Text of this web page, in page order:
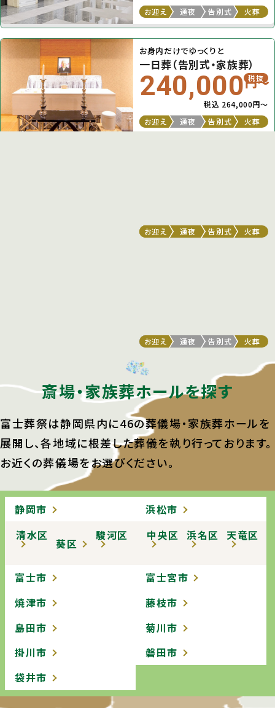
お迎え
通夜 告別式 火葬
お身内だけでゆっくりと
一日葬（告別式・家族葬）
240,000円〜
税抜
税込 264,000円〜
お迎え
通夜 告別式 火葬
お迎え
通夜 告別式 火葬
お迎え 通夜 告別式 火葬
斎場・家族葬ホールを探す
富士葬祭は静岡県内に46の葬儀場・家族葬ホールを
展開し、各地域に根差した葬儀を執り行っております。
お近くの葬儀場をお選びください。
静岡市
清水区
葵区
駿河区
浜松市
中央区
浜名区 天竜区
富士市
富士宮市
焼津市
藤枝市
島田市
菊川市
掛川市
磐田市
袋井市